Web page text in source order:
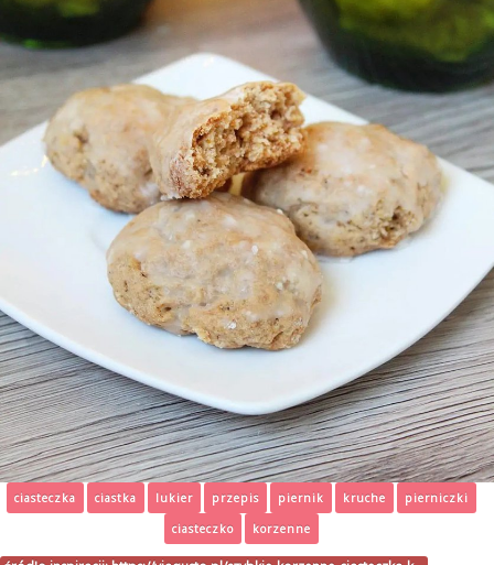
ciasteczka ciastka lukier przepis piernik kruche
pierniczki
ciasteczko
korzenne